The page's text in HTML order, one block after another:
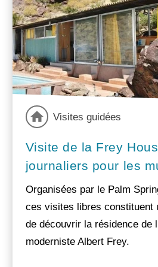
Visites guidées
Visite de la Frey
journaliers pour les
Organisées par le Palm
ces visites libres constituent
de découvrir la résidence de
moderniste Albert Frey.